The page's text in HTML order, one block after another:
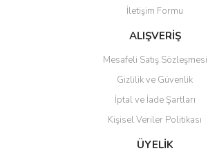
Ürün fiyatı diğer sitelerden daha pahalı.
Bu ürüne benzer farklı alternatifler olmalı.
Gönder
İletişim Formu
ALIŞVERİŞ
Mesafeli Satış Sözleşmesi
Gizlilik ve Güvenlik
İptal ve İade Şartları
Kişisel Veriler Politikası
ÜYELİK